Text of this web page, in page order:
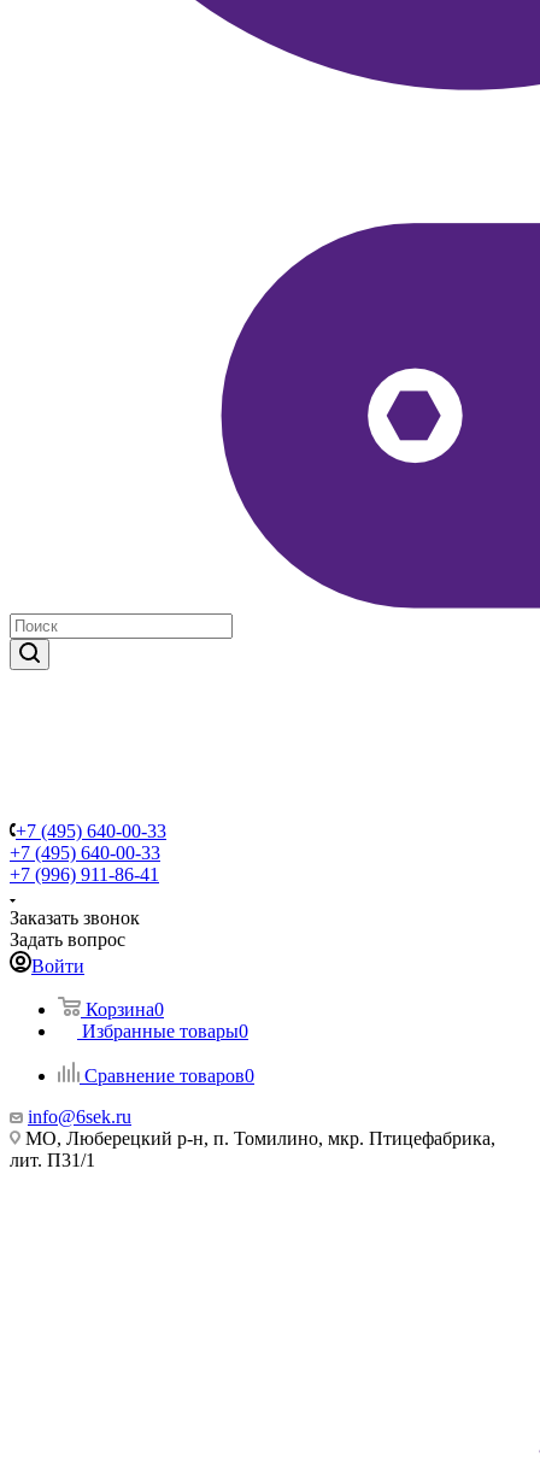
+7 (495) 640-00-33
+7 (495) 640-00-33
+7 (996) 911-86-41
Заказать звонок
Задать вопрос
Войти
Корзина0
Избранные товары0
Сравнение товаров0
info@6sek.ru
МО, Люберецкий р-н, п. Томилино, мкр. Птицефабрика,
лит. П31/1